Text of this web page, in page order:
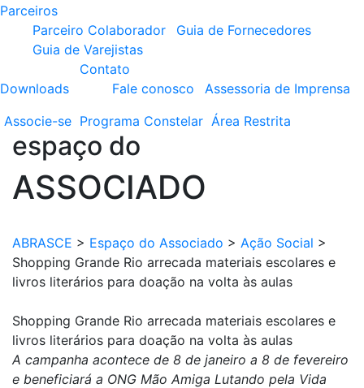
Parceiros
Parceiro Colaborador
Guia de Fornecedores
Guia de Varejistas
Downloads
Contato
Fale conosco
Assessoria de Imprensa
Associe-se Programa Constelar Área Restrita
espaço do
ASSOCIADO
ABRASCE > Espaço do Associado > Ação Social >
Shopping Grande Rio arrecada materiais escolares e
livros literários para doação na volta às aulas
Shopping Grande Rio arrecada materiais escolares e
livros literários para doação na volta às aulas
A campanha acontece de 8 de janeiro a 8 de fevereiro
e beneficiará a ONG Mão Amiga Lutando pela Vida